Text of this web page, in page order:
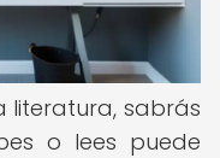
literatura, sabrás
o lees puede